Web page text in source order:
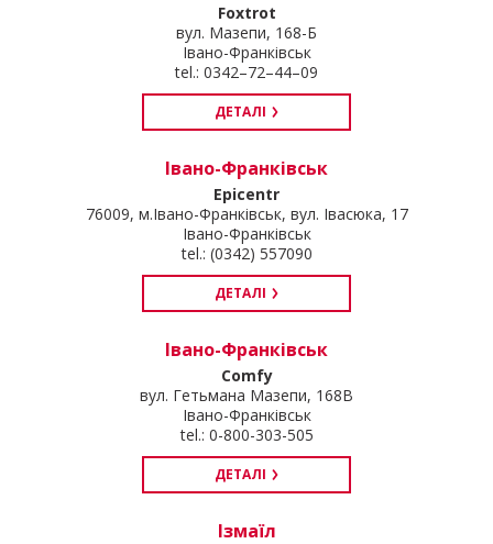
Foxtrot
вул. Мазепи, 168-Б
Івано-Франківськ
tel.: 0342–72–44–09
ДЕТАЛІ
Івано-Франківськ
Epicentr
76009, м.Івано-Франківськ, вул. Івасюка, 17
Івано-Франківськ
tel.: (0342) 557090
ДЕТАЛІ
Івано-Франківськ
Comfy
вул. Гетьмана Мазепи, 168В
Івано-Франківськ
tel.: 0-800-303-505
ДЕТАЛІ
Ізмаїл